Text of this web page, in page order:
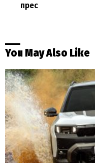
прес
You May Also Like